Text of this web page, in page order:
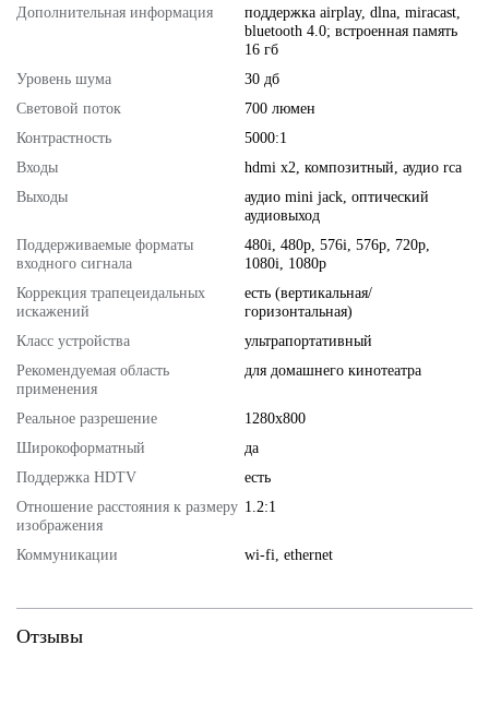
Дополнительная информация
поддержка airplay, dlna, miracast,
bluetooth 4.0; встроенная память
16 гб
Уровень шума
30 дб
Световой поток
700 люмен
Контрастность
5000:1
Входы
hdmi x2, композитный, аудио rca
Выходы
аудио mini jack, оптический
аудиовыход
Поддерживаемые форматы
входного сигнала
480i, 480p, 576i, 576p, 720p,
1080i, 1080p
Коррекция трапецеидальных
искажений
есть (вертикальная/
горизонтальная)
Класс устройства
ультрапортативный
Рекомендуемая область
применения
для домашнего кинотеатра
Реальное разрешение
1280x800
Широкоформатный
да
Поддержка HDTV
есть
Отношение расстояния к размеру
изображения
1.2:1
Коммуникации wi-fi, ethernet
Отзывы